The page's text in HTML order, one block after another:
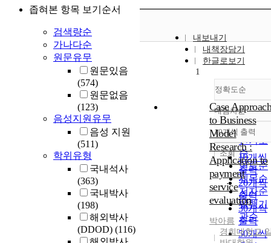
좁혀본 항목 보기순서
검색량순
가나다순
원문유무
원문있음
(574)
원문없음
(123)
음성지원유무
음성 지원
(511)
학위유형
국내석사
(363)
국내박사
(198)
해외박사
(DDOD) (116)
내보내기
내책장담기
한글로보기
정확도순
정확도
순
인기도
순
연도순
제목순
저자순
발행기
관순
내림차순
내림차
10개씩 출력
10개씩
출력
20개씩
출력
30개씩
출력
50개씩
조회
1
Case
to Business
Model
Research :
Application to
payment
service
evaluation
박아름
경희대학교